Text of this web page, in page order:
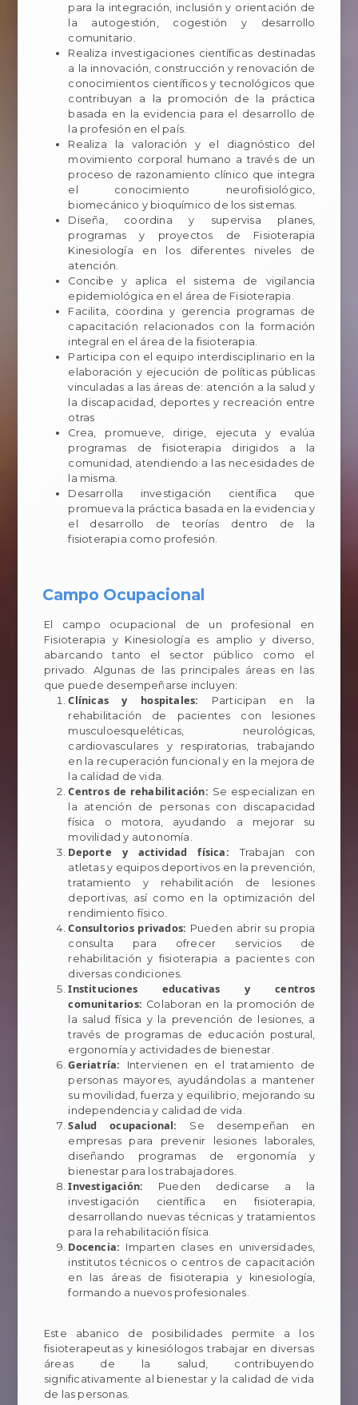
para la integración, inclusión y orientación de
la autogestión, cogestión y desarrollo
comunitario.
Realiza investigaciones científicas destinadas
a la innovación, construcción y renovación de
conocimientos científicos y tecnológicos que
contribuyan a la promoción de la práctica
basada en la evidencia para el desarrollo de
la profesión en el país.
Realiza la valoración y el diagnóstico del
movimiento corporal humano a través de un
proceso de razonamiento clínico que integra
el conocimiento neurofisiológico,
biomecánico y bioquímico de los sistemas.
Diseña, coordina y supervisa planes,
programas y proyectos de Fisioterapia
Kinesiología en los diferentes niveles de
atención.
Concibe y aplica el sistema de vigilancia
epidemiológica en el área de Fisioterapia.
Facilita, coordina y gerencia programas de
capacitación relacionados con la formación
integral en el área de la fisioterapia.
Participa con el equipo interdisciplinario en la
elaboración y ejecución de políticas públicas
vinculadas a las áreas de: atención a la salud y
la discapacidad, deportes y recreación entre
otras
Crea, promueve, dirige, ejecuta y evalúa
programas de fisioterapia dirigidos a la
comunidad, atendiendo a las necesidades de
la misma.
Desarrolla investigación científica que
promueva la práctica basada en la evidencia y
el desarrollo de teorías dentro de la
fisioterapia como profesión.
Campo Ocupacional
El campo ocupacional de un profesional en
Fisioterapia y Kinesiología es amplio y diverso,
abarcando tanto el sector público como el
privado. Algunas de las principales áreas en las
que puede desempeñarse incluyen:
Clínicas y hospitales: Participan en la
rehabilitación de pacientes con lesiones
musculoesqueléticas, neurológicas,
cardiovasculares y respiratorias, trabajando
en la recuperación funcional y en la mejora de
la calidad de vida.
Centros de rehabilitación: Se especializan en
la atención de personas con discapacidad
física o motora, ayudando a mejorar su
movilidad y autonomía.
Deporte y actividad física: Trabajan con
atletas y equipos deportivos en la prevención,
tratamiento y rehabilitación de lesiones
deportivas, así como en la optimización del
rendimiento físico.
Consultorios privados: Pueden abrir su propia
consulta para ofrecer servicios de
rehabilitación y fisioterapia a pacientes con
diversas condiciones.
Instituciones educativas y centros
comunitarios: Colaboran en la promoción de
la salud física y la prevención de lesiones, a
través de programas de educación postural,
ergonomía y actividades de bienestar.
Geriatría:
Intervienen en el tratamiento de
personas mayores, ayudándolas a mantener
su movilidad, fuerza y equilibrio, mejorando su
independencia y calidad de vida.
Salud ocupacional:
Se desempeñan en
empresas para prevenir lesiones laborales,
diseñando programas de ergonomía y
bienestar para los trabajadores.
Investigación: Pueden dedicarse a la
investigación científica en fisioterapia,
desarrollando nuevas técnicas y tratamientos
para la rehabilitación física.
Docencia: Imparten clases en universidades,
institutos técnicos o centros de capacitación
en las áreas de fisioterapia y kinesiología,
formando a nuevos profesionales.
Este abanico de posibilidades permite a los
fisioterapeutas y kinesiólogos trabajar en diversas
áreas de la salud, contribuyendo
significativamente al bienestar y la calidad de vida
de las personas.